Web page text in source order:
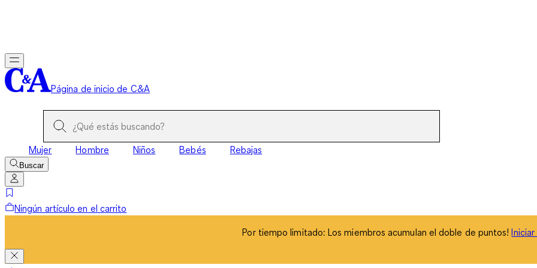
Página de inicio de C&A
Mujer Hombre Niños Bebés Rebajas
Buscar
Ningún artículo en el carrito
Por tiempo limitado: Los miembros acumulan el doble de puntos!